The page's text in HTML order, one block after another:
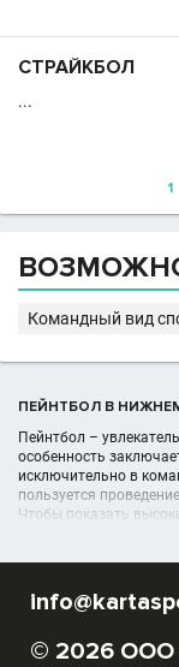
СТРАЙКБОЛ
...
1
Командный вид
ПЕЙНТБОЛ В
Пейнтбол –
особенность
исключительно в
пользуется
Чтобы показать
НОВГОРОДЕ
отображён в полном
© 2026 ООО